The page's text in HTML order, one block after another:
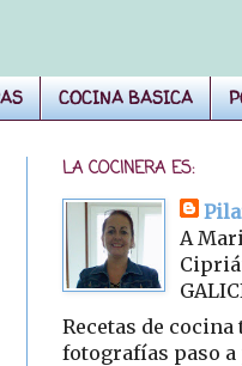
COCINA BASICA
LA COCINERA ES:
A
Recetas de
fotografías paso a